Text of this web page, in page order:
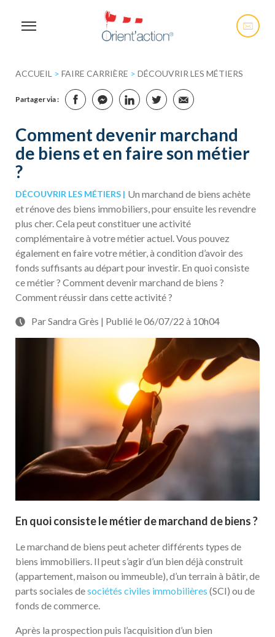
ACCUEIL > FAIRE CARRIÈRE > DÉCOUVRIR LES MÉTIERS
Partager via :
Comment devenir marchand
de biens et en faire son métier
?
DÉCOUVRIR LES MÉTIERS
Un marchand de biens achète
et rénove des biens immobiliers, pour ensuite les revendre
plus cher. Cela peut constituer une activité
complémentaire à votre métier actuel. Vous pouvez
également en faire votre métier, à condition d’avoir des
fonds suffisants au départ pour investir. En quoi consiste
ce métier ? Comment devenir marchand de biens ?
Comment réussir dans cette activité ?
Par Sandra Grès | Publié le 06/07/22 à 10h04
En quoi consiste le métier de marchand de biens ?
Le marchand de biens peut acheter différents types de
biens immobiliers. Il peut s’agir d’un bien déjà construit
(appartement, maison ou immeuble), d’un terrain à bâtir, de
parts sociales desociétés civiles immobilières (SCI) ou de
fonds de commerce.
Après la prospection puis l’acquisition d’un bien